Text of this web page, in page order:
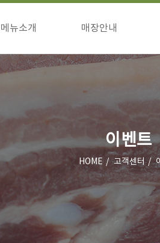
메뉴소개
구이류
매장안내
이벤트
HOME 고객센터